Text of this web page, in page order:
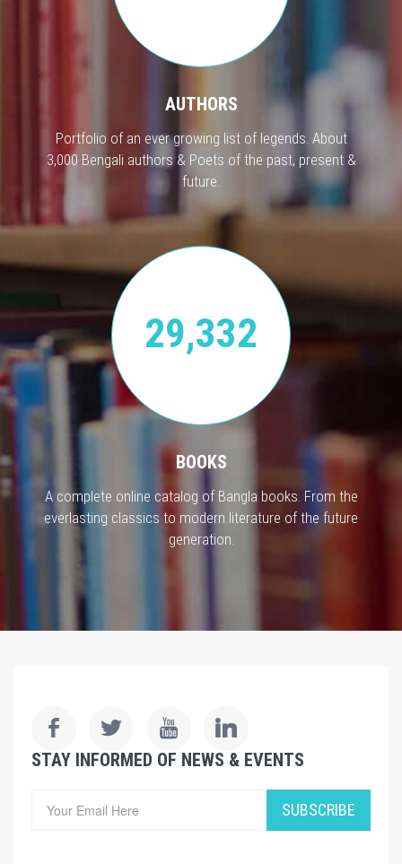
AUTHORS
Portfolio of an ever growing list of legends. About
3,000 Bengali authors & Poets of the past, present &
future.
29,332
BOOKS
A complete online catalog of Bangla books. From the
everlasting classics to modern literature of the future
generation.
STAY INFORMED OF NEWS & EVENTS
SUBSCRIBE